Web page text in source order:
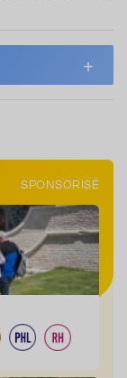
SPONSORISÉ